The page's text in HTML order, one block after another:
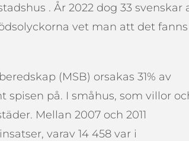
. År 2022 dog 33 svenskar
vet man att det
(MSB) orsakas 31% av
på. I småhus, som villor
Mellan 2007 och 2011
varav 14 458 var i